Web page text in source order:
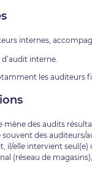
internes,
interne.
les auditeurs
mène des audits
souvent des
il/elle intervient
(réseau de